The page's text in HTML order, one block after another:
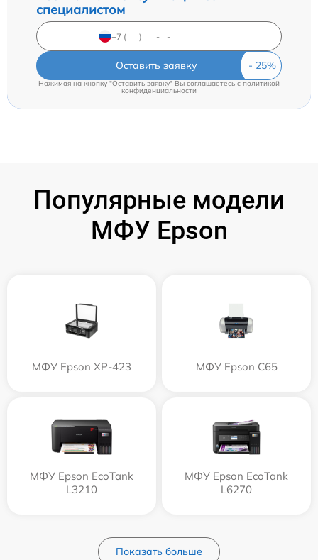
специалистом
Оставить заявку
Нажимая на кнопку "Оставить заявку" Вы соглашаетесь c политикой
конфиденциальности
Популярные модели
МФУ Epson
МФУ Epson XP-423 МФУ Epson C65
МФУ Epson EcoTank
L3210
МФУ Epson EcoTank
L6270
Показать больше